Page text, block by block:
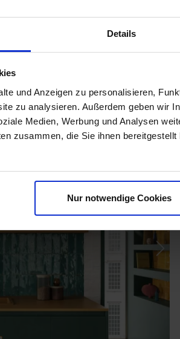
Details
und Anzeigen zu personalisieren,
zu analysieren. Außerdem geben wir
Medien, Werbung und Analysen
zusammen, die Sie ihnen
Nur notwendige Cookies
von Emilceramica Forme
Next